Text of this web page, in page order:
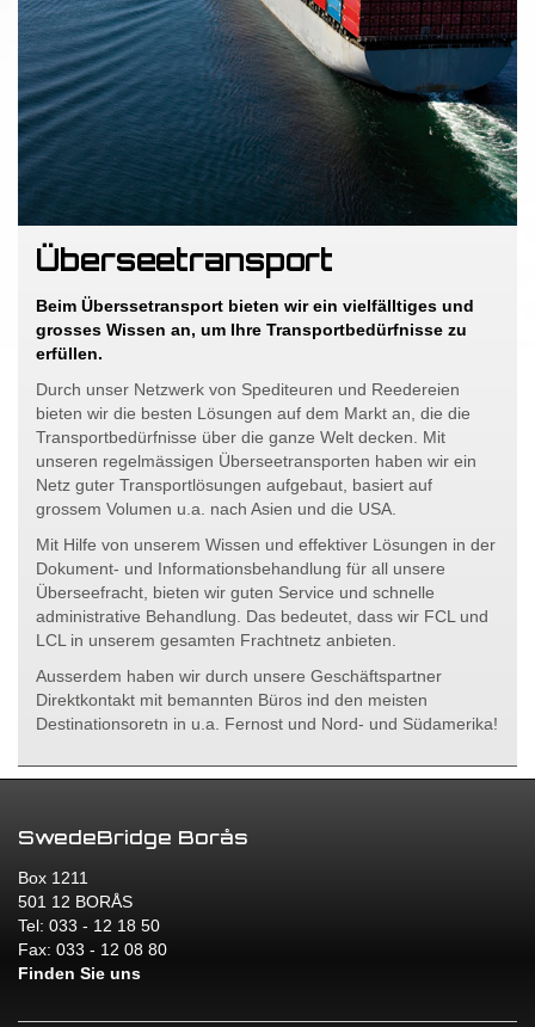
Überseetransport
Beim Überssetransport bieten wir ein vielfälltiges und
grosses Wissen an, um Ihre Transportbedürfnisse zu
erfüllen.
Durch unser Netzwerk von Spediteuren und Reedereien
bieten wir die besten Lösungen auf dem Markt an, die die
Transportbedürfnisse über die ganze Welt decken. Mit
unseren regelmässigen Überseetransporten haben wir ein
Netz guter Transportlösungen aufgebaut, basiert auf
grossem Volumen u.a. nach Asien und die USA.
Mit Hilfe von unserem Wissen und effektiver Lösungen in der
Dokument- und Informationsbehandlung für all unsere
Überseefracht, bieten wir guten Service und schnelle
administrative Behandlung. Das bedeutet, dass wir FCL und
LCL in unserem gesamten Frachtnetz anbieten.
Ausserdem haben wir durch unsere Geschäftspartner
Direktkontakt mit bemannten Büros ind den meisten
Destinationsoretn in u.a. Fernost und Nord- und Südamerika!
SwedeBridge Borås
Box 1211
501 12 BORÅS
Tel: 033 - 12 18 50
Fax: 033 - 12 08 80
Finden Sie uns